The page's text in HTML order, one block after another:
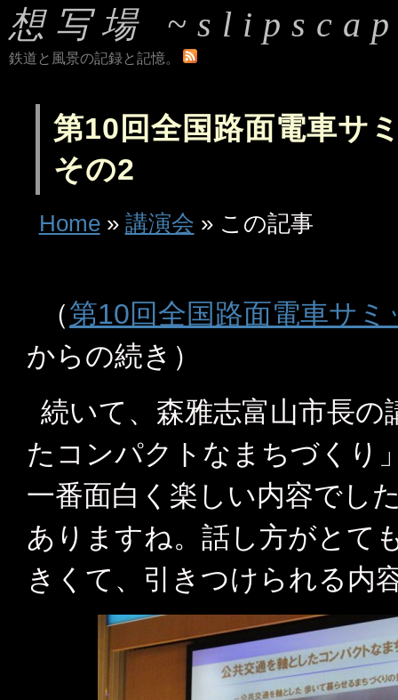
想写場
鉄道と風景の記録と記憶。
第10回全国路面電車サ
その2
Home» 講演会 » この記事
（第10回全国路面電車サ
からの続き）
続いて、森雅志富山市長
たコンパクトなまちづくり
一番面白く楽しい内容でし
ありますね。話し方がとて
きくて、引きつけられる内